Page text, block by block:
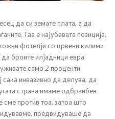
да си земате плата, а да
Таа е најубавата позиција,
фотелји со црвени килими
броите илјадници евра
само 2 проценти
инвазивно да делува, да
страна имаме одбранбен
сме против тоа, затоа што
предвидуваше да